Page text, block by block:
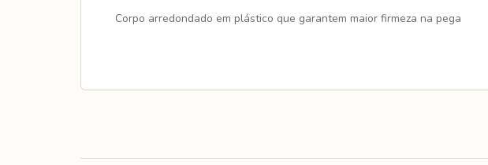
Corpo arredondado em plástico que garantem maior firmeza na pega